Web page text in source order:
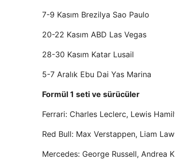
7-9 Kasım Brezilya Sao Paulo
20-22 Kasım ABD Las Vegas
28-30 Kasım Katar Lusail
5-7 Aralık Ebu Dai Yas Marina
Formül 1 seti ve sürücüler
Ferrari: Charles Leclerc, Lewis
Red Bull: Max Verstappen, Liam
Mercedes: George Russell, Andrea